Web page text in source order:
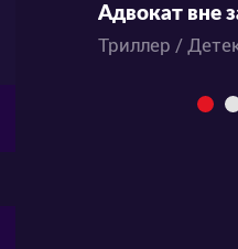
Адвокат вне